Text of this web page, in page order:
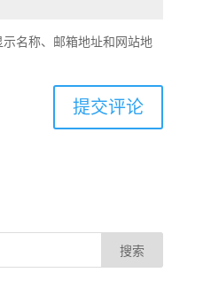
名称、邮箱地址和网站地